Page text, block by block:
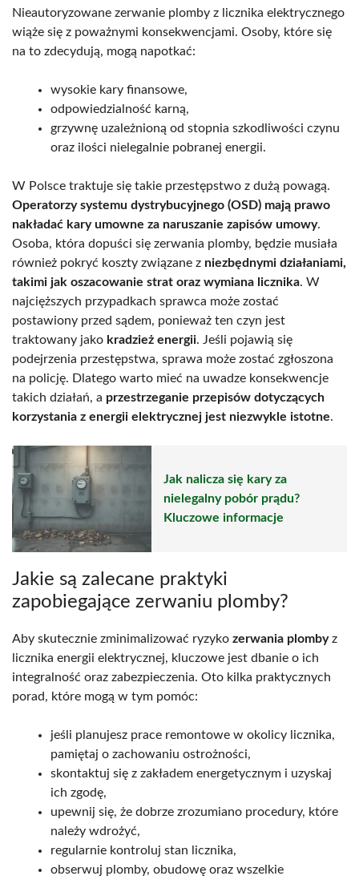
Nieautoryzowane zerwanie plomby z licznika elektrycznego
wiąże się z poważnymi konsekwencjami. Osoby, które się
na to zdecydują, mogą napotkać:
wysokie kary finansowe,
odpowiedzialność karną,
grzywnę uzależnioną od stopnia szkodliwości czynu
oraz ilości nielegalnie pobranej energii.
W Polsce traktuje się takie przestępstwo z dużą powagą.
Operatorzy systemu dystrybucyjnego (OSD) mają prawo
nakładać kary umowne za naruszanie zapisów umowy.
Osoba, która dopuści się zerwania plomby, będzie musiała
również pokryć koszty związane z niezbędnymi działaniami,
takimi jak oszacowanie strat oraz wymiana licznika. W
najcięższych przypadkach sprawca może zostać
postawiony przed sądem, ponieważ ten czyn jest
traktowany jako kradzież energii. Jeśli pojawią się
podejrzenia przestępstwa, sprawa może zostać zgłoszona
na policję. Dlatego warto mieć na uwadze konsekwencje
takich działań, a przestrzeganie przepisów dotyczących
korzystania z energii elektrycznej jest niezwykle istotne.
Jak nalicza się kary za
nielegalny pobór prądu?
Kluczowe informacje
Jakie są zalecane praktyki
zapobiegające zerwaniu plomby?
Aby skutecznie zminimalizować ryzyko zerwania plombyz
licznika energii elektrycznej, kluczowe jest dbanie o ich
integralność oraz zabezpieczenia. Oto kilka praktycznych
porad, które mogą w tym pomóc:
jeśli planujesz prace remontowe w okolicy licznika,
pamiętaj o zachowaniu ostrożności,
skontaktuj się z zakładem energetycznym i uzyskaj
ich zgodę,
upewnij się, że dobrze zrozumiano procedury, które
należy wdrożyć,
regularnie kontroluj stan licznika,
obserwuj plomby, obudowę oraz wszelkie